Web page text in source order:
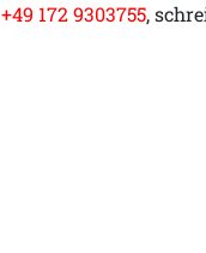
+49 172 9303755,